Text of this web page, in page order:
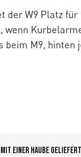
W9 Platz
M9, hinten
mit einer Haube